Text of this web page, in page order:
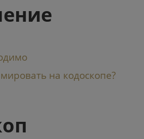
на кодоскопе?